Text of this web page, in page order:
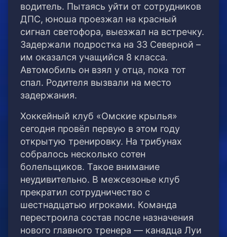
водитель. Пытаясь уйти от сотрудников
ДПС, юноша проезжал на красный
сигнал светофора, выезжал на встречку.
Задержали подростка на 33 Северной –
им оказался учащийся 8 класса.
Автомобиль он взял у отца, пока тот
спал. Родителя вызвали на место
задержания.
Хоккейный клуб «Омские крылья»
сегодня провёл первую в этом году
открытую тренировку. На трибунах
собралось несколько сотен
болельщиков. Такое внимание
неудивительно. В межсезонье клуб
прекратил сотрудничество с
шестнадцатью игроками. Команда
перестроила состав после назначения
нового главного тренера — канадца Луи